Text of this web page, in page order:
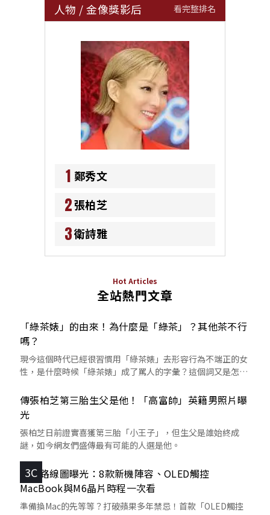
人物 /金像獎影后 看完整排名
1 鄭秀文
2張柏芝
3衛詩雅
Hot Articles
全站熱門文章
「綠茶婊」的由來！為什麼是「綠茶」？其他茶不行
嗎？
現今這個時代已經很習慣用「綠茶婊」去形容行為不端正的女
性，是什麼時候「綠茶婊」成了罵人的字彙？這個詞又是怎麼
傳張柏芝第三胎生父是他！「高富帥」英籍男照片曝
光
張柏芝日前證實喜獲第三胎「小王子」，但生父是誰始終成
謎，如今網友們盛傳最有可能的人選是他。
3C
蘋果路線圖曝光：8款新機陣容、OLED觸控
MacBook與M6晶片時程一次看
準備換Mac的先等等？打破蘋果多年禁忌！首款「OLED觸控